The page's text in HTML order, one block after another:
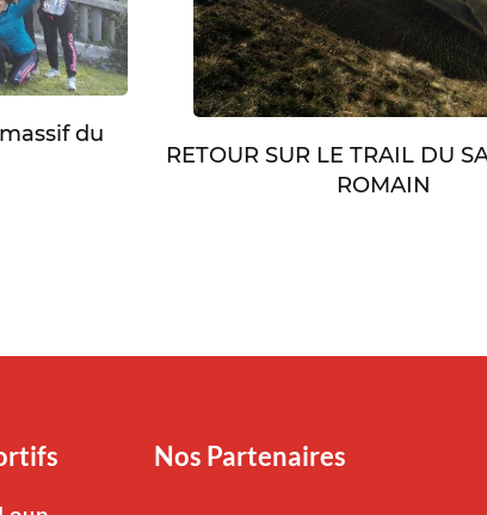
du
RETOUR SUR LE TRAIL DU
ROMAIN
Nos Partenaires